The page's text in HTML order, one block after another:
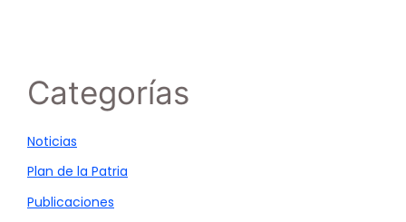
Categorías
Noticias
Plan de la Patria
Publicaciones